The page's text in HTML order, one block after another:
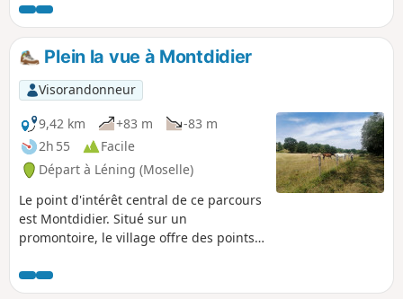
même en cas de chaleur importante.
Déambulation dans Albestroff par des petits
sentiers très intéressants et pittoresques.
Plein la vue à Montdidier
Visorandonneur
9,42 km
+83 m
-83 m
2h 55
Facile
Départ à Léning (Moselle)
Le point d'intérêt central de ce parcours
est Montdidier. Situé sur un
promontoire, le village offre des points
La table d'orientation et différents
aménagements permettent de profiter